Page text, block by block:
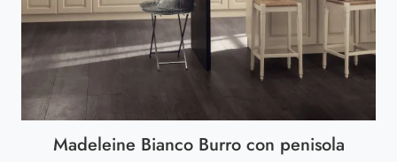
Madeleine Bianco Burro con penisola